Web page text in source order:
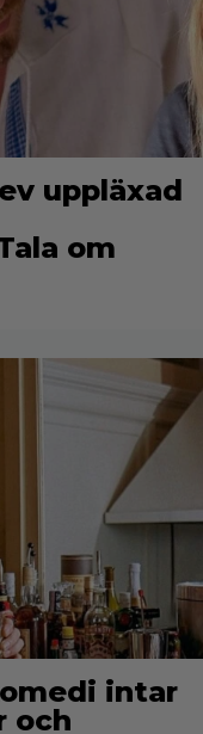
uppläxad
om
intar
och